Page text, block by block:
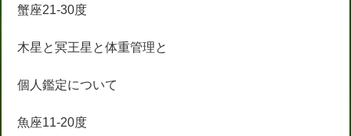
蟹座21-30度
木星と冥王星と体重管理と
個人鑑定について
魚座11-20度